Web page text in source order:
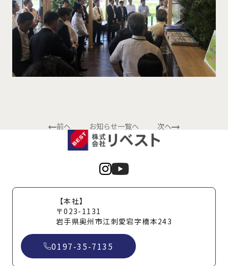
前へ お知らせ一覧へ 次へ
【本社】
〒023-1131
岩手県奥州市江刺愛宕字橋本243
0197-35-7135